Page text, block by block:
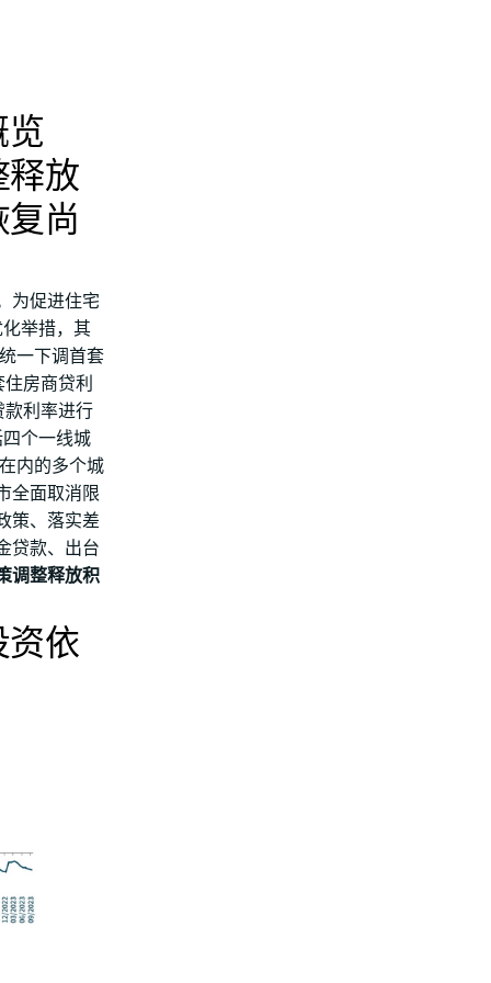
放
尚
为促进住宅
举措，其
一下调首套
房商贷利
款利率进行
个一线城
内的多个城
全面取消限
策、落实差
贷款、出台
调整释放积
依